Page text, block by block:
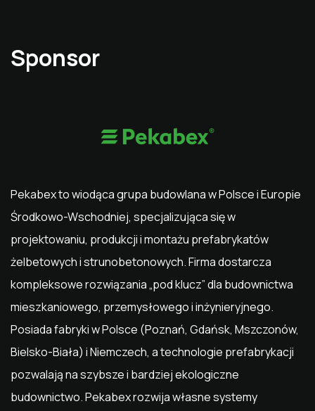
Sponsor
Pekabexto wiodąca grupa budowlana w Polsce i Europie
Środkowo-Wschodniej, specjalizująca się w
projektowaniu, produkcji i montażu prefabrykatów
żelbetowych i strunobetonowych. Firma dostarcza
kompleksowe rozwiązania „pod klucz” dla budownictwa
mieszkaniowego, przemysłowego i inżynieryjnego.
Posiada fabryki w Polsce (Poznań, Gdańsk, Mszczonów,
Bielsko-Biała) i Niemczech, a technologie prefabrykacji
pozwalają na szybsze i bardziej ekologiczne
budownictwo. Pekabex rozwija własne systemy